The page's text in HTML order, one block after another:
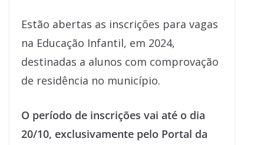
Estão abertas as inscrições para vagas
na Educação Infantil, em 2024,
destinadas a alunos com comprovação
de residência no município.
O período de inscrições vai até o dia
20/10, exclusivamente pelo Portal da